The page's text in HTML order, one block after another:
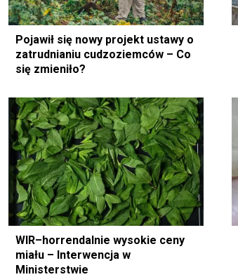
Pojawił się nowy projekt ustawy o
zatrudnianiu cudzoziemców – Co
się zmieniło?
WIR–horrendalnie wysokie ceny
miału – Interwencja w
Ministerstwie